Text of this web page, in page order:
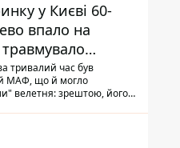
у Києві 60-
впало на
тривалий час був
МАФ, що й могло
велетня: зрештою, його